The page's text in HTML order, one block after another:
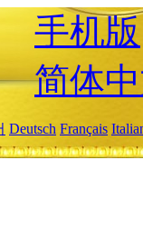
手机版
简体
Deutsch Français